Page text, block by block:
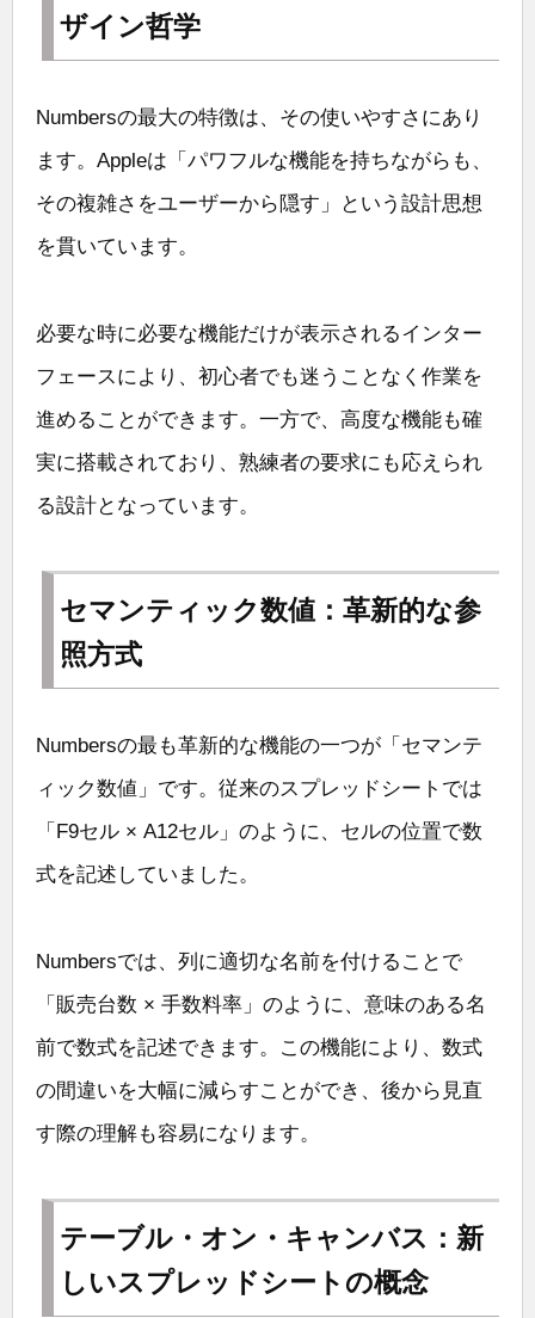
ザイン哲学
Numbersの最大の特徴は、その使いやすさにあり
ます。Appleは「パワフルな機能を持ちながらも、
その複雑さをユーザーから隠す」という設計思想
を貫いています。
必要な時に必要な機能だけが表示されるインター
フェースにより、初心者でも迷うことなく作業を
進めることができます。一方で、高度な機能も確
実に搭載されており、熟練者の要求にも応えられ
る設計となっています。
セマンティック数値：革新的な参
照方式
Numbersの最も革新的な機能の一つが「セマンテ
ィック数値」です。従来のスプレッドシートでは
「F9セル × A12セル」のように、セルの位置で数
式を記述していました。
Numbersでは、列に適切な名前を付けることで
「販売台数 × 手数料率」のように、意味のある名
前で数式を記述できます。この機能により、数式
の間違いを大幅に減らすことができ、後から見直
す際の理解も容易になります。
テーブル・オン・キャンバス：新
しいスプレッドシートの概念